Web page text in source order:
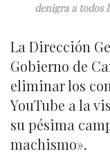
denigra a todos
La Dirección
Gobierno de
eliminar los
YouTube a la
su pésima
machismo».